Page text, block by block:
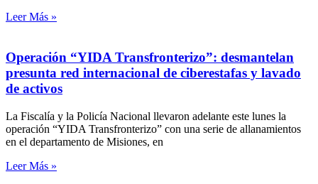
Leer Más »
Operación “YIDA Transfronterizo”: desmantelan
presunta red internacional de ciberestafas y lavado
de activos
La Fiscalía y la Policía Nacional llevaron adelante este lunes la
operación “YIDA Transfronterizo” con una serie de allanamientos
en el departamento de Misiones, en
Leer Más »